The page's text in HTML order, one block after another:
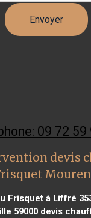
09 72 59
devis
Frisquet à Liffré
59000devis